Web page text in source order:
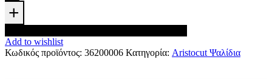
Add to wishlist
Κωδικός προϊόντος: 36200006 Κατηγορία: Aristocut Ψαλίδια